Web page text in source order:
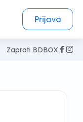
Prijava
Zaprati BDBOX